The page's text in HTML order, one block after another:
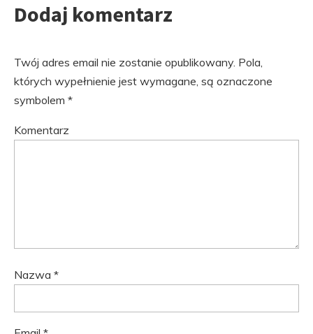
Dodaj komentarz
Twój adres email nie zostanie opublikowany. Pola,
których wypełnienie jest wymagane, są oznaczone
symbolem *
Komentarz
Nazwa *